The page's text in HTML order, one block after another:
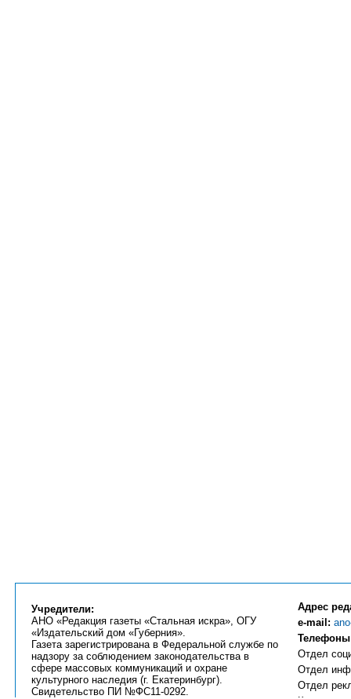
Учредители:
АНО «Редакция газеты «Стальная искра», ОГУ
«Издательский дом «Губерния».
Газета зарегистрирована в Федеральной службе по
надзору за соблюдением законодательства в
сфере массовых коммуникаций и охране
культурного наследия (г. Екатеринбург).
Свидетельство ПИ №ФС11-0292.
Адрес
e-mail:
Отдел
Отдел
Отдел